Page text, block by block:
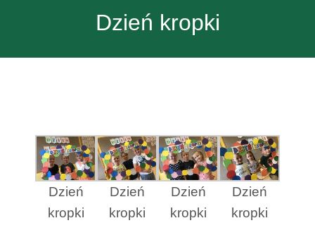
Dzień kropki
Dzień
kropki
Dzień
kropki
Dzień
kropki
Dzień
kropki